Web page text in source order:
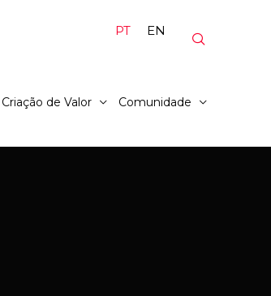
PT EN
Criação de Valor Comunidade